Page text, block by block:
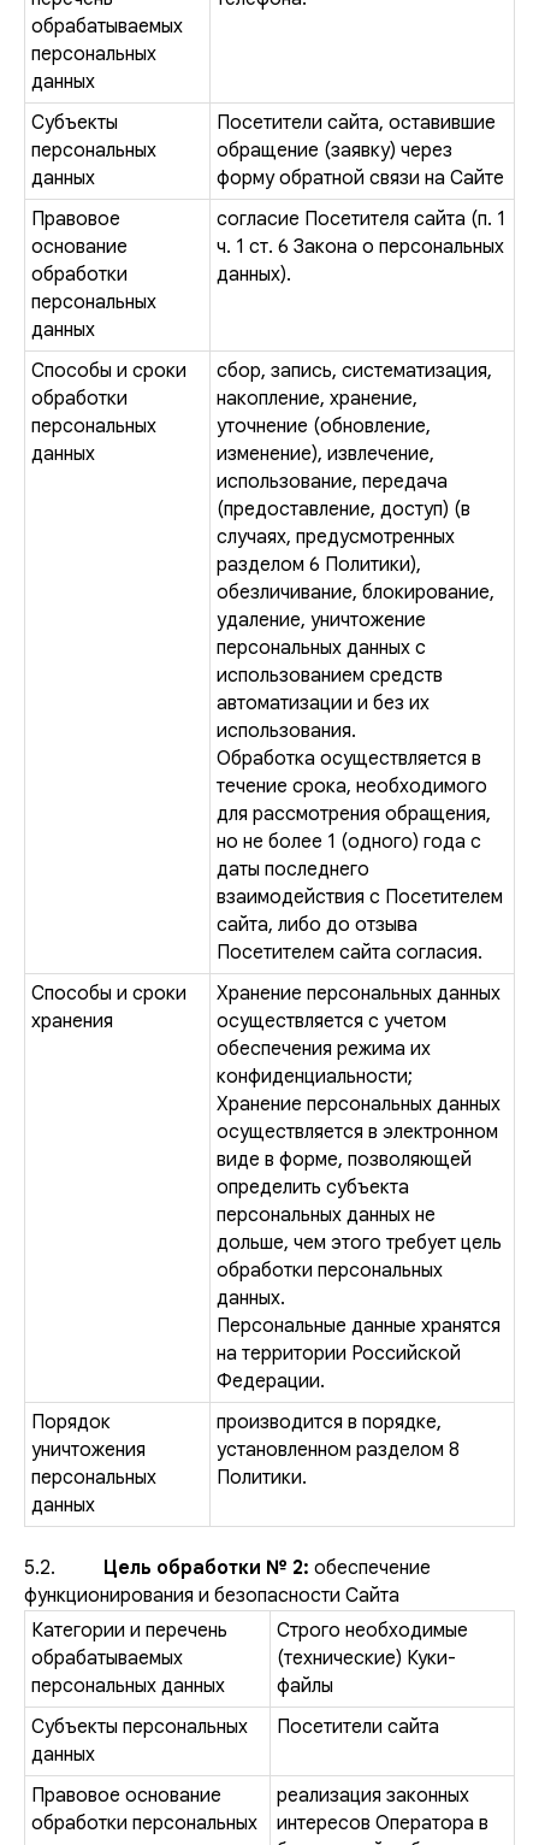
обрабатываемых
персональных
данных
Субъекты
персональных
данных
Посетители сайта, оставившие
обращение (заявку) через
форму обратной связи на Сайте
Правовое
основание
обработки
персональных
данных
согласие Посетителя сайта (п. 1
ч. 1 ст. 6 Закона о персональных
данных).
Способы и сроки
обработки
персональных
данных
сбор, запись, систематизация,
накопление, хранение,
уточнение (обновление,
изменение), извлечение,
использование, передача
(предоставление, доступ) (в
случаях, предусмотренных
разделом 6 Политики),
обезличивание, блокирование,
удаление, уничтожение
персональных данных с
использованием средств
автоматизации и без их
использования.
Обработка осуществляется в
течение срока, необходимого
для рассмотрения обращения,
но не более 1 (одного) года с
даты последнего
взаимодействия с Посетителем
сайта, либо до отзыва
Посетителем сайта согласия.
Способы и сроки
хранения
Хранение персональных данных
осуществляется с учетом
обеспечения режима их
конфиденциальности;
Хранение персональных данных
осуществляется в электронном
виде в форме, позволяющей
определить субъекта
персональных данных не
дольше, чем этого требует цель
обработки персональных
данных.
Персональные данные хранятся
на территории Российской
Федерации.
Порядок
уничтожения
персональных
данных
производится в порядке,
установленном разделом 8
Политики.
5.2. Цель обработки № 2: обеспечение
функционирования и безопасности Сайта
Категории и перечень
обрабатываемых
персональных данных
Строго необходимые
(технические) Куки-
файлы
Субъекты персональных
данных
Посетители сайта
Правовое основание
обработки персональных
реализация законных
интересов Оператора в